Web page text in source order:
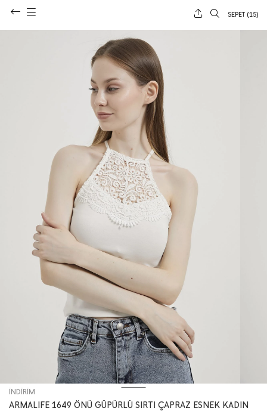
SEPET (15)
İNDİRİM
ARMALIFE 1649 ÖNÜ GÜPÜRLÜ SIRTI ÇAPRAZ ESNEK KADIN